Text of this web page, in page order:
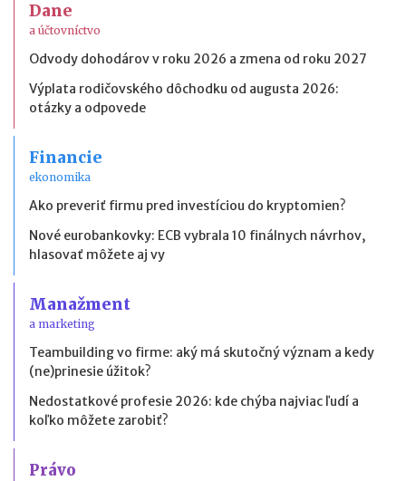
Dane
a účtovníctvo
Odvody dohodárov v roku 2026 a zmena od roku 2027
Výplata rodičovského dôchodku od augusta 2026:
otázky a odpovede
Financie
ekonomika
Ako preveriť firmu pred investíciou do kryptomien?
Nové eurobankovky: ECB vybrala 10 finálnych návrhov,
hlasovať môžete aj vy
Manažment
a marketing
Teambuilding vo firme: aký má skutočný význam a kedy
(ne)prinesie úžitok?
Nedostatkové profesie 2026: kde chýba najviac ľudí a
koľko môžete zarobiť?
Právo